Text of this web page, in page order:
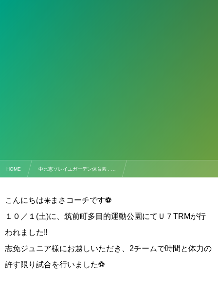
HOME 中比恵ソレイユガーデン保育園 , …
こんにちは☀️まさコーチです⚽️
１０／１(土)に、筑前町多目的運動公園にてＵ７TRMが行
われました‼️
志免ジュニア様にお越しいただき、2チームで時間と体力の
許す限り試合を行いました⚽️